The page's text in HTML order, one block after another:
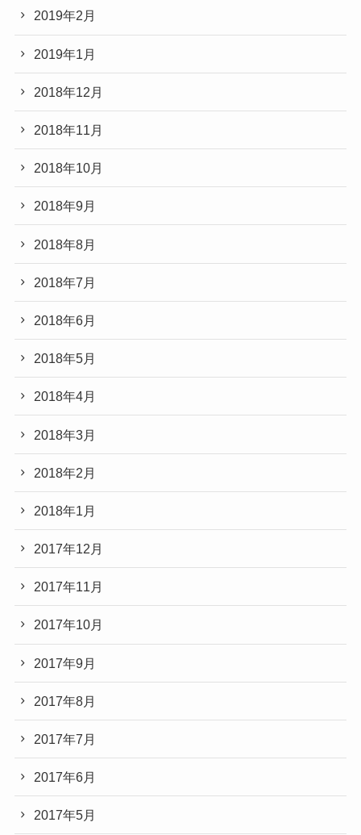
2019年2月
2019年1月
2018年12月
2018年11月
2018年10月
2018年9月
2018年8月
2018年7月
2018年6月
2018年5月
2018年4月
2018年3月
2018年2月
2018年1月
2017年12月
2017年11月
2017年10月
2017年9月
2017年8月
2017年7月
2017年6月
2017年5月